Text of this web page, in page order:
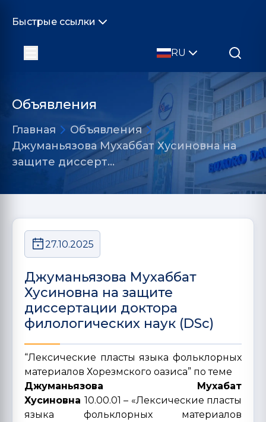
Быстрые ссылки
RU
Объявления
Главная
Объявления
Джуманьязова Мухаббат Хусиновна на
защите диссерт…
27.10.2025
Джуманьязова Мухаббат
Хусиновна на защите
диссертации доктора
филологических наук (DSc)
“Лексические пласты языка фольклорных
материалов Хорезмского оазиса” по теме
Джуманьязова Мухабат
Хусиновна 10.00.01 – «Лексические пласты
языка фольклорных материалов